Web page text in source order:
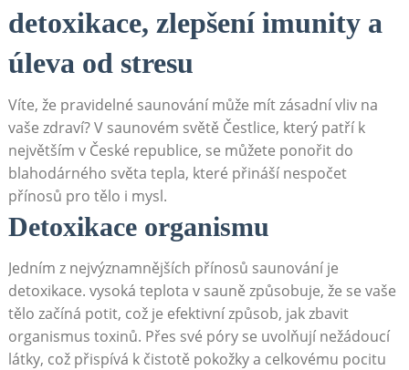
‌detoxikace, zlepšení imunity a
úleva od stresu
Víte, že ⁤pravidelné saunování může ⁣mít⁣ zásadní vliv na
vaše zdraví? V saunovém světě ⁢Čestlice,⁤ který ​patří‌ k
největším v České republice,​ se můžete ponořit do
blahodárného​ světa ⁤tepla, které přináší ⁤nespočet
přínosů ‌pro tělo ⁢i mysl.
Detoxikace ⁣organismu
Jedním‍ z ⁤nejvýznamnějších přínosů ⁤saunování je
detoxikace. vysoká teplota v ⁣sauně způsobuje, že se vaše
⁣tělo začíná potit,⁢ což ⁢je efektivní způsob, jak ​zbavit
organismus toxinů.​ Přes své póry se uvolňují nežádoucí
⁤látky, což přispívá k čistotě‍ pokožky a celkovému pocitu